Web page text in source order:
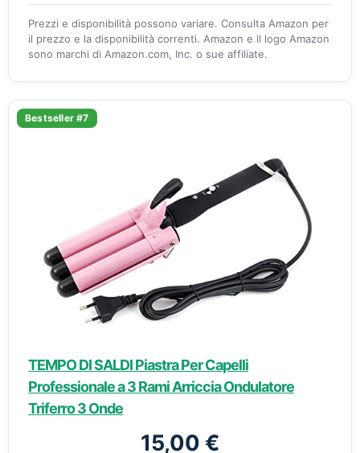
Prezzi e disponibilità possono variare. Consulta Amazon per
il prezzo e la disponibilità correnti. Amazon e il logo Amazon
sono marchi di Amazon.com, Inc. o sue affiliate.
Bestseller #7
TEMPO DI SALDI Piastra Per Capelli
Professionale a 3 Rami Arriccia Ondulatore
Triferro 3 Onde
15,00 €